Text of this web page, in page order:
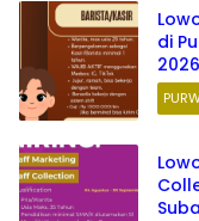
di
2026